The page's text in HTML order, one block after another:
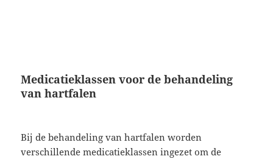
Medicatieklassen voor de behandeling
van hartfalen
Bij de behandeling van hartfalen worden
verschillende medicatieklassen ingezet om de